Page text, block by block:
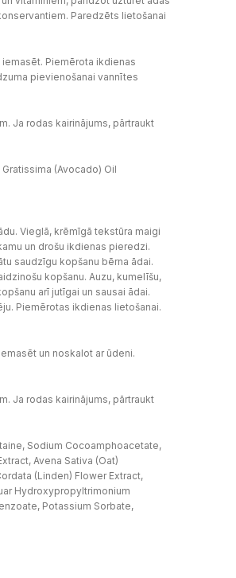
Paredzēts lietošanai
Piemērota ikdienas
pievienošanai vannītes
Ja rodas kairinājums, pārtraukt
(Avocado) Oil
Vieglā, krēmīgā tekstūra maigi
un drošu ikdienas pieredzi.
saudzīgu kopšanu bērna ādai.
kopšanu. Auzu, kumelīšu,
arī jutīgai un sausai ādai.
Piemērotas ikdienas lietošanai.
un noskalot ar ūdeni.
Ja rodas kairinājums, pārtraukt
Sodium Cocoamphoacetate,
Avena Sativa (Oat)
(Linden) Flower Extract,
Hydroxypropyltrimonium
Potassium Sorbate,